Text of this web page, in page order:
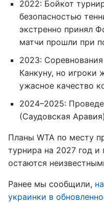
2022: Бойкот
безопасностью
экстренно принял
матчи прошли при
2023:
Канкуну, но игроки
ужасное качество
2024–2025:
(Саудовская
Планы WTA по месту
турнира на 2027 год
остаются
Ранее мы сообщили,
украинки в